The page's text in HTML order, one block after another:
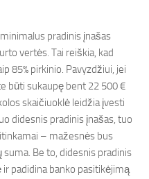
pradinis įnašas
vertės. Tai reiškia, kad
85% pirkinio. Pavyzdžiui, jei
būti sukaupę bent 22 500 €
skaičiuoklė leidžia įvesti
didesnis pradinis įnašas, tuo
– mažesnės bus
Be to, didesnis pradinis
padidina banko pasitikėjimą